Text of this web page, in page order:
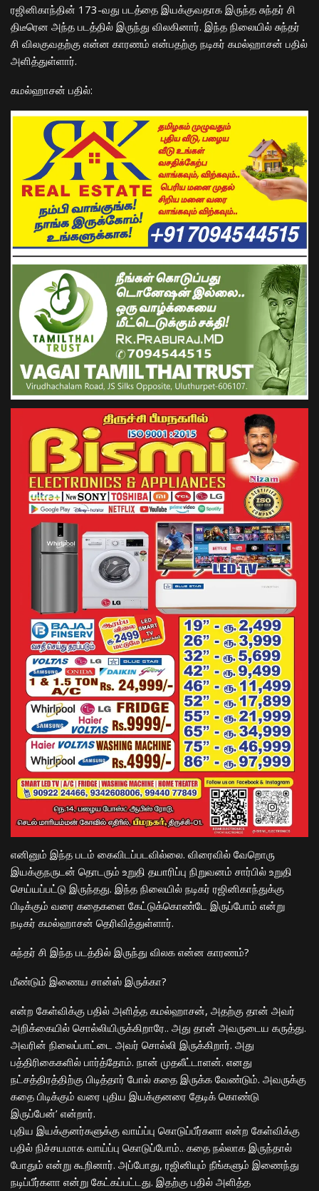
ரஜினிகாந்தின் 173-வது படத்தை இயக்குவதாக இருந்த சுந்தர் சி
திடீரென அந்த படத்தில் இருந்து விலகினார். இந்த நிலையில் சுந்தர்
சி விலகுவதற்கு என்ன காரணம் என்பதற்கு நடிகர் கமல்ஹாசன் பதில்
அளித்துள்ளார்.
கமல்ஹாசன் பதில்:
எனினும் இந்த படம் கைவிடப்படவில்லை. விரைவில் வேறொரு
இயக்குநருடன் தொடரும் உறுதி தயாரிப்பு நிறுவனம் சார்பில் உறுதி
செய்யப்பட்டு இருந்தது. இந்த நிலையில் நடிகர் ரஜினிகாந்துக்கு
பிடிக்கும் வரை கதைகளை கேட்டுக்கொண்டே இருப்போம் என்று
நடிகர் கமல்ஹாசன் தெரிவித்துள்ளார்.
சுந்தர் சி இந்த படத்தில் இருந்து விலக என்ன காரணம்?
மீண்டும் இணைய சான்ஸ் இருக்கா?
என்ற கேள்விக்கு பதில் அளித்த கமல்ஹாசன், அதற்கு தான் அவர்
அறிக்கையில் சொல்லியிருக்கிறாரே.. அது தான் அவருடைய கருத்து.
அவரின் நிலைப்பாட்டை அவர் சொல்லி இருக்கிறார். அது
பத்திரிகைகளில் பார்த்தோம். நான் முதலீட்டாளன். எனது
நட்சத்திரத்திற்கு பிடித்தார் போல் கதை இருக்க வேண்டும். அவருக்கு
கதை பிடிக்கும் வரை புதிய இயக்குனரை தேடிக் கொண்டு
இருப்பேன்’ என்றார்.
புதிய இயக்குனர்களுக்கு வாய்ப்பு கொடுப்பீர்களா என்ற கேள்விக்கு
பதில் நிச்சயமாக வாய்ப்பு கொடுப்போம்.. கதை நல்லாக இருந்தால்
போதும் என்று கூறினார். அப்போது, ரஜினியும் நீங்களும் இணைந்து
நடிப்பீர்களா என்று கேட்கப்பட்டது. இதற்கு பதில் அளித்த